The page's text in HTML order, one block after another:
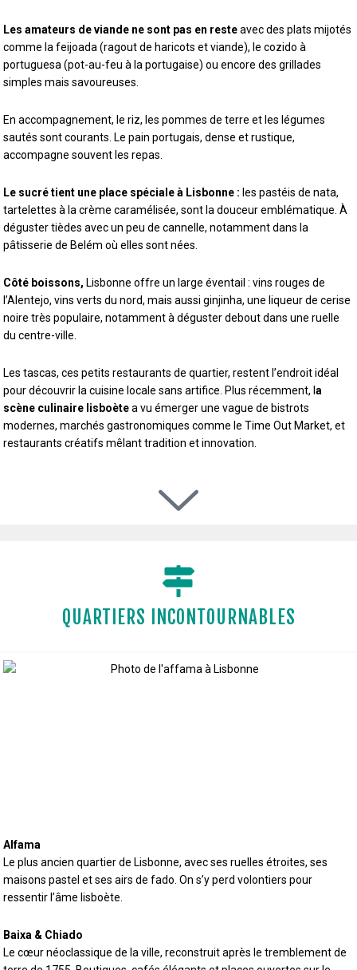
Les amateurs de viande ne sont pas en resteavec des plats mijotés
comme la feijoada (ragout de haricots et viande), le cozido à
portuguesa (pot-au-feu à la portugaise) ou encore des grillades
simples mais savoureuses.
En accompagnement, le riz, les pommes de terre et les légumes
sautés sont courants. Le pain portugais, dense et rustique,
accompagne souvent les repas.
Le sucré tient une place spéciale à Lisbonne : les pastéis de nata,
tartelettes à la crème caramélisée, sont la douceur emblématique. À
déguster tièdes avec un peu de cannelle, notamment dans la
pâtisserie de Belém où elles sont nées.
Côté boissons, Lisbonne offre un large éventail : vins rouges de
l’Alentejo, vins verts du nord, mais aussi ginjinha, une liqueur de cerise
noire très populaire, notamment à déguster debout dans une ruelle
du centre-ville.
Les tascas, ces petits restaurants de quartier, restent l’endroit idéal
pour découvrir la cuisine locale sans artifice. Plus récemment, l a
scène culinaire lisboètea vu émerger une vague de bistrots
modernes, marchés gastronomiques comme le Time Out Market, et
restaurants créatifs mêlant tradition et innovation.
QUARTIERS INCONTOURNABLES
Alfama
Le plus ancien quartier de Lisbonne, avec ses ruelles étroites, ses
maisons pastel et ses airs de fado. On s’y perd volontiers pour
ressentir l’âme lisboète.
Baixa & Chiado
Le cœur néoclassique de la ville, reconstruit après le tremblement de